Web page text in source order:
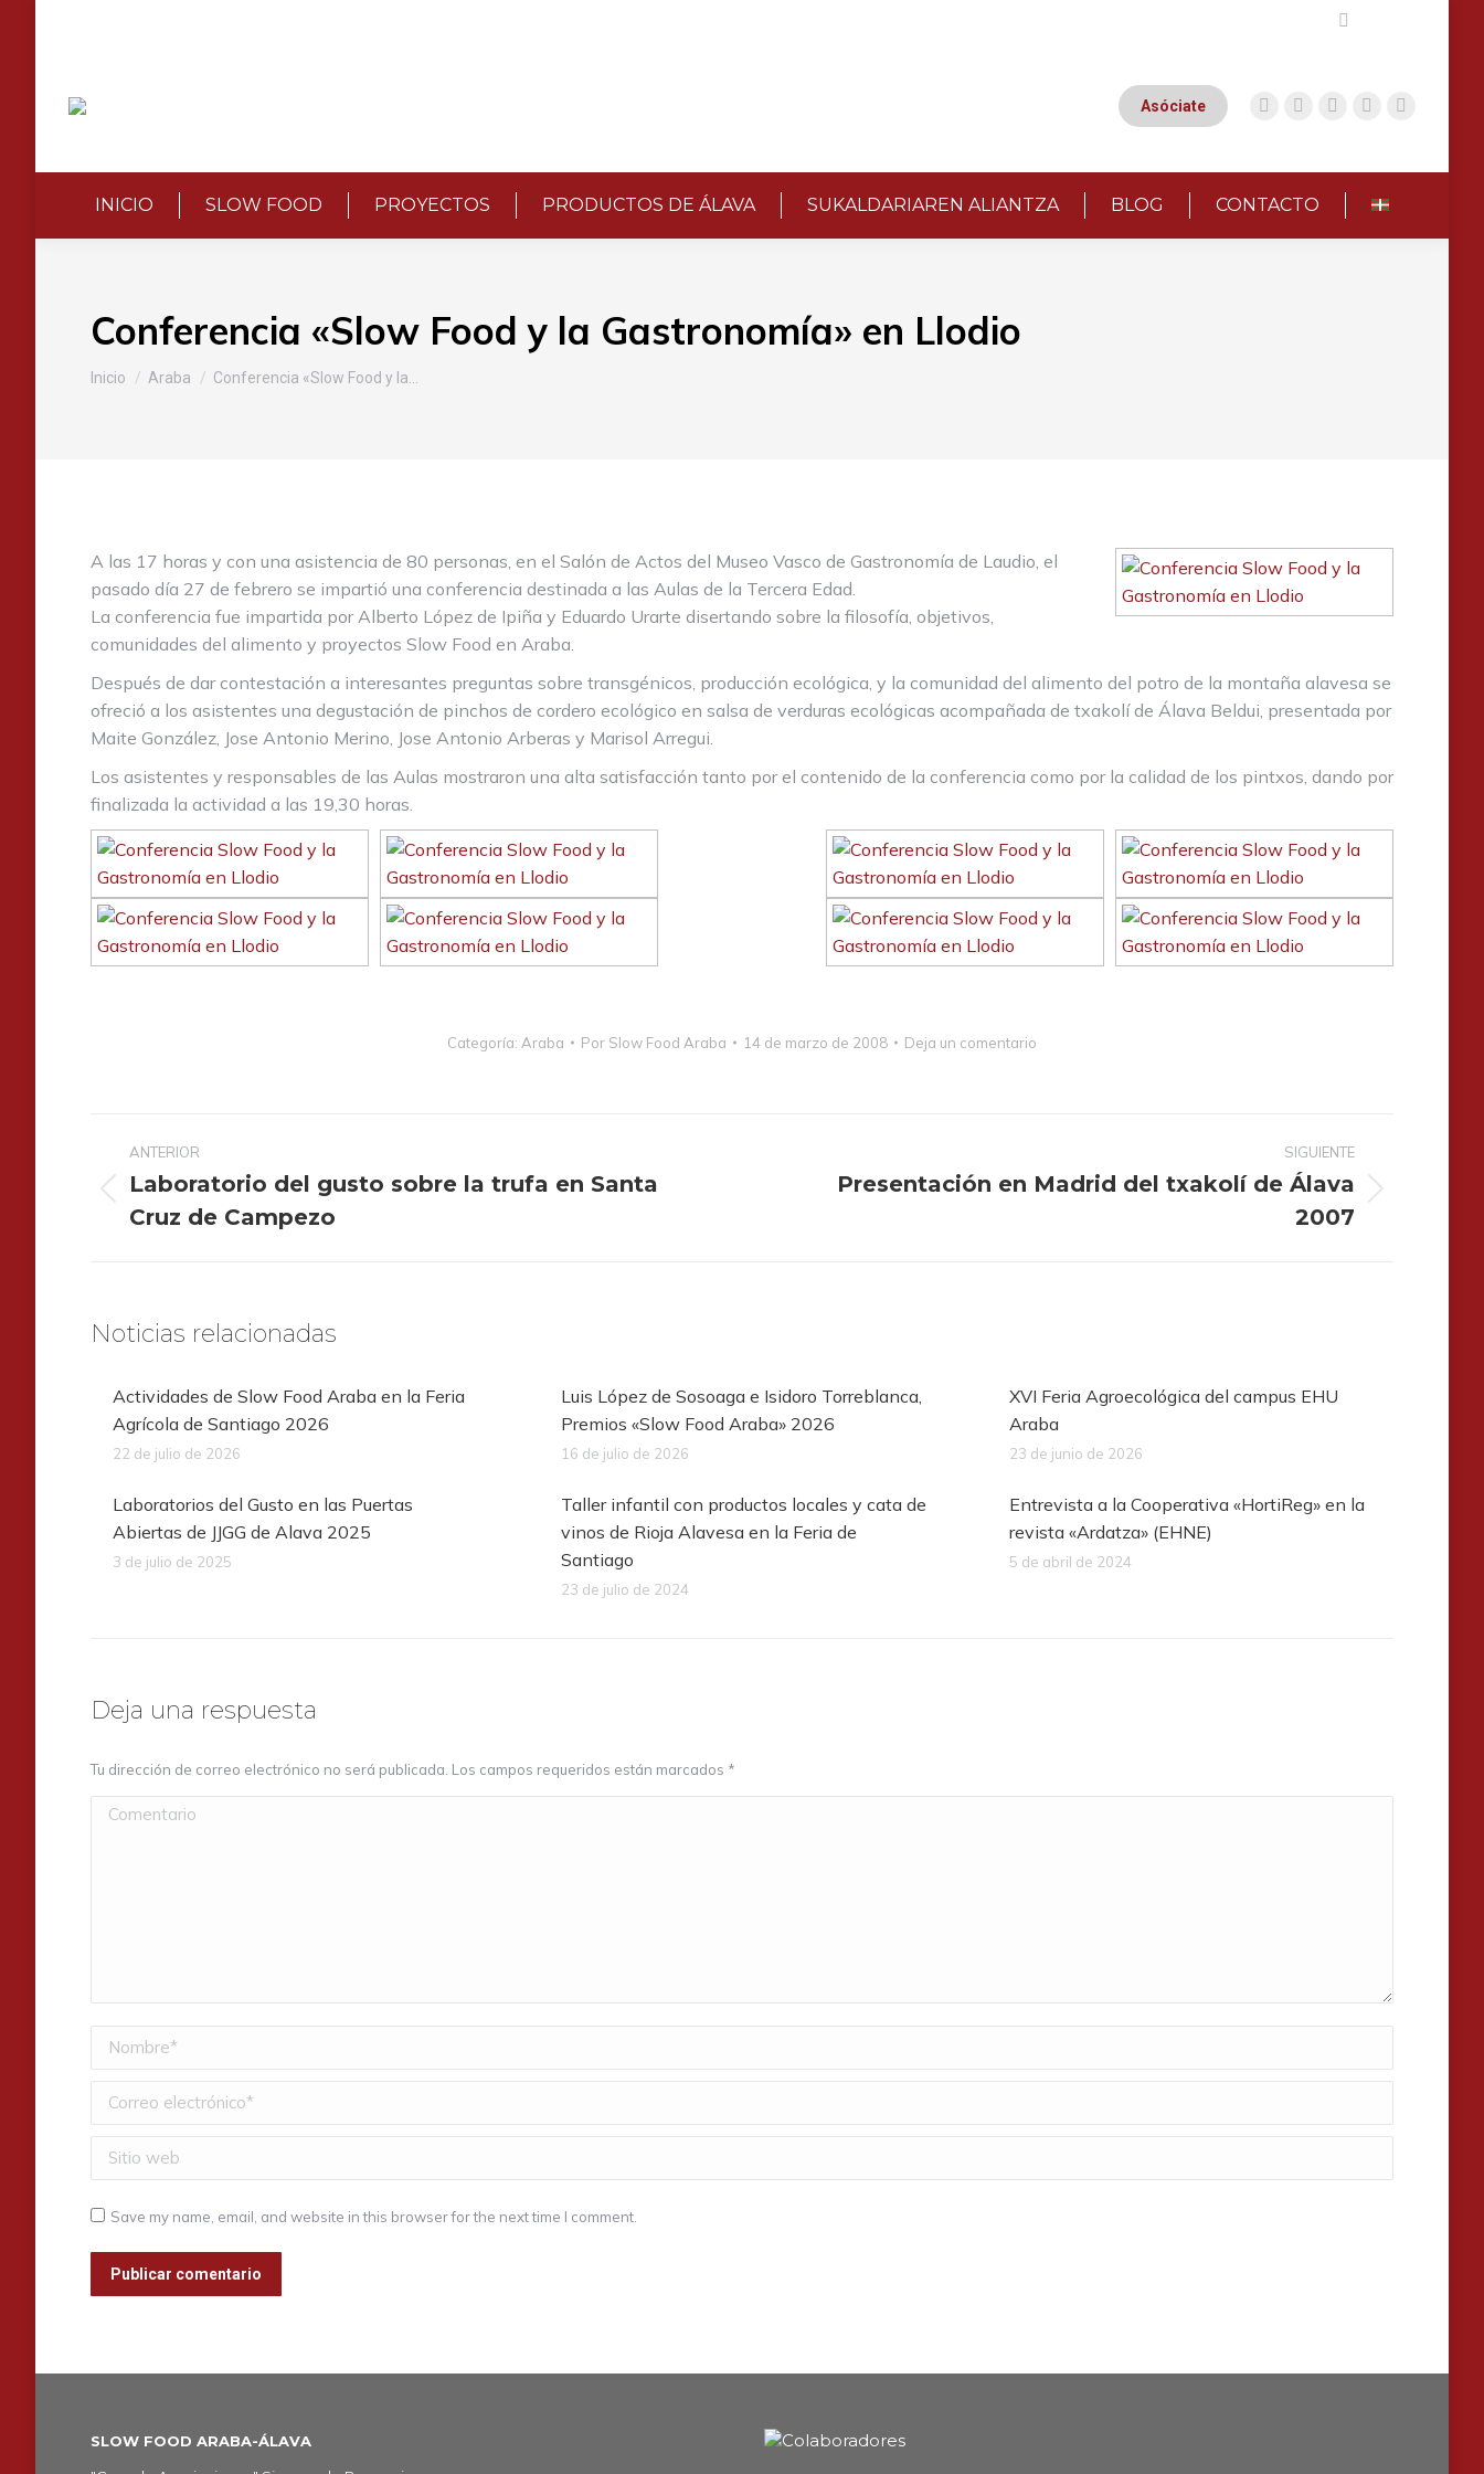
Buscar:
Asóciate
INICIO SLOW FOOD PROYECTOS PRODUCTOS DE ÁLAVA SUKALDARIAREN ALIANTZA BLOG CONTACTO
Conferencia «Slow Food y la Gastronomía» en Llodio
Estás aquí:
Inicio Araba Conferencia «Slow Food y la…
A las 17 horas y con una asistencia de 80 personas, en el Salón de Actos del Museo Vasco de Gastronomía de Laudio, el
pasado día 27 de febrero se impartió una conferencia destinada a las Aulas de la Tercera Edad.
La conferencia fue impartida por Alberto López de Ipiña y Eduardo Urarte disertando sobre la filosofía, objetivos,
comunidades del alimento y proyectos Slow Food en Araba.
Después de dar contestación a interesantes preguntas sobre transgénicos, producción ecológica, y la comunidad del alimento del potro de la montaña alavesa se
ofreció a los asistentes una degustación de pinchos de cordero ecológico en salsa de verduras ecológicas acompañada de txakolí de Álava Beldui, presentada por
Maite González, Jose Antonio Merino, Jose Antonio Arberas y Marisol Arregui.
Los asistentes y responsables de las Aulas mostraron una alta satisfacción tanto por el contenido de la conferencia como por la calidad de los pintxos, dando por
finalizada la actividad a las 19,30 horas.
Categoría: Araba Por Slow Food Araba 14 de marzo de 2008 Deja un comentario
entre
publicaciones
ANTERIOR
anterior:
Laboratorio del gusto sobre la trufa en Santa
Cruz de Campezo
SIGUIENTE
Presentación en Madrid del txakolí de Álava
2007
Noticias relacionadas
Actividades de Slow Food Araba en la Feria
Agrícola de Santiago 2026
22 de julio de 2026
Luis López de Sosoaga e Isidoro Torreblanca,
Premios «Slow Food Araba» 2026
16 de julio de 2026
XVI Feria Agroecológica del campus EHU
Araba
23 de junio de 2026
Laboratorios del Gusto en las Puertas
Abiertas de JJGG de Alava 2025
3 de julio de 2025
Taller infantil con productos locales y cata de
vinos de Rioja Alavesa en la Feria de
Santiago
23 de julio de 2024
Entrevista a la Cooperativa «HortiReg» en la
revista «Ardatza» (EHNE)
5 de abril de 2024
Deja una respuesta
Tu dirección de correo electrónico no será publicada. Los campos requeridos están marcados *
Comentario
Nombre *
Correo electrónico *
Sitio web
Save my name, email, and website in this browser for the next time I comment.
Publicar comentario
SLOW FOOD ARABA-ÁLAVA